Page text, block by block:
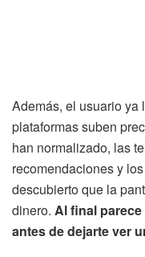
Además, el usuario ya
plataformas suben
han normalizado, las
recomendaciones y
descubierto que la
dinero. Al final
antes de dejarte ver